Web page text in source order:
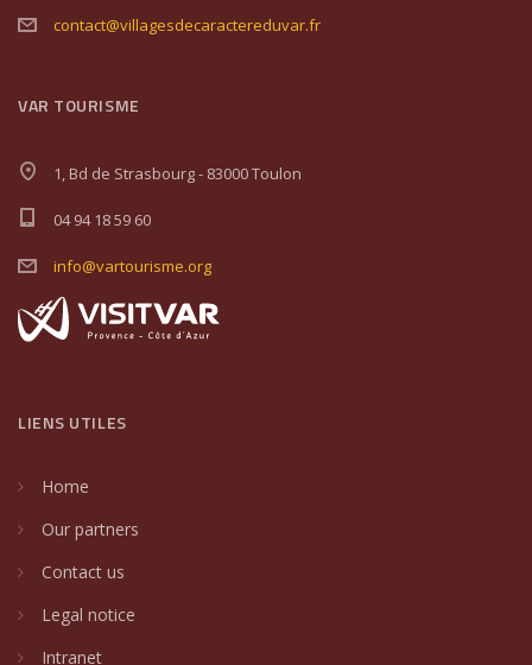
contact@villagesdecaractereduvar.fr
VAR TOURISME
1, Bd de Strasbourg - 83000 Toulon
04 94 18 59 60
info@vartourisme.org
LIENS UTILES
Home
Our partners
Contact us
Legal notice
Intranet